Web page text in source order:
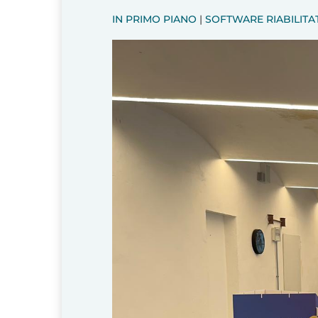
IN PRIMO PIANO | SOFTWARE